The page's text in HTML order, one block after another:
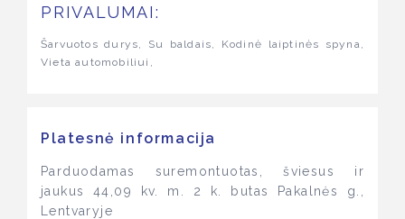
PRIVALUMAI:
Šarvuotos durys, Su baldais, Kodinė laiptinės spyna,
Vieta automobiliui,
Platesnė informacija
Parduodamas suremontuotas, šviesus ir
jaukus 44,09 kv. m. 2 k. butas Pakalnės g.,
Lentvaryje